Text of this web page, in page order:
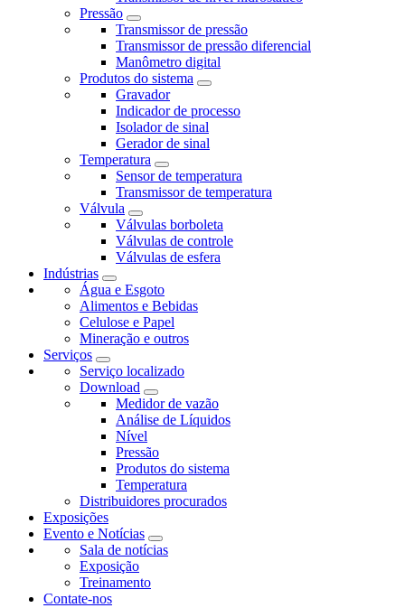
Pressão
Transmissor de pressão
Transmissor de pressão diferencial
Manômetro digital
Produtos do sistema
Gravador
Indicador de processo
Isolador de sinal
Gerador de sinal
Temperatura
Sensor de temperatura
Transmissor de temperatura
Válvula
Válvulas borboleta
Válvulas de controle
Válvulas de esfera
Indústrias
Água e Esgoto
Alimentos e Bebidas
Celulose e Papel
Mineração e outros
Serviços
Serviço localizado
Download
Medidor de vazão
Análise de Líquidos
Nível
Pressão
Produtos do sistema
Temperatura
Distribuidores procurados
Exposições
Evento e Notícias
Sala de notícias
Exposição
Treinamento
Contate-nos